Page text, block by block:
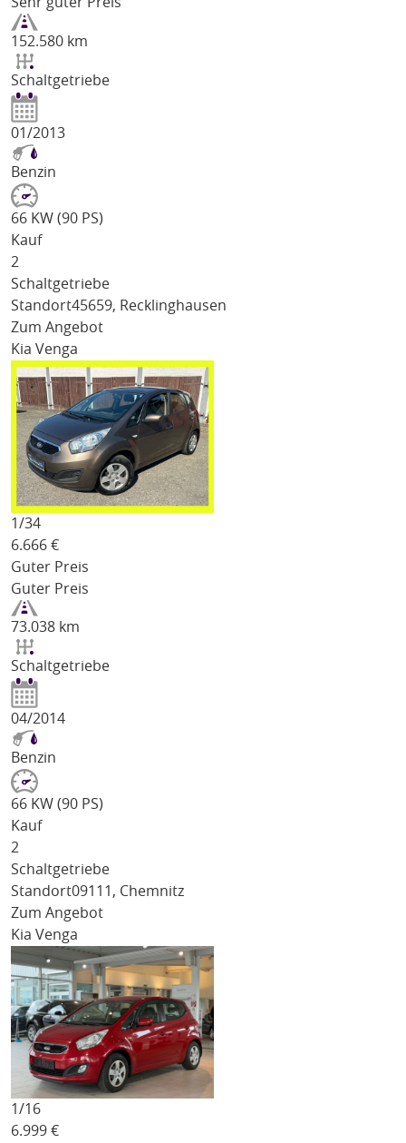
152.580 km
Schaltgetriebe
01/2013
Benzin
66 KW (90 PS)
Kauf
2
Schaltgetriebe
Standort45659, Recklinghausen
Zum Angebot
Kia Venga
1/34
6.666 €
Guter Preis
Guter Preis
73.038 km
Schaltgetriebe
04/2014
Benzin
66 KW (90 PS)
Kauf
2
Schaltgetriebe
Standort09111, Chemnitz
Zum Angebot
Kia Venga
1/16
6.999 €